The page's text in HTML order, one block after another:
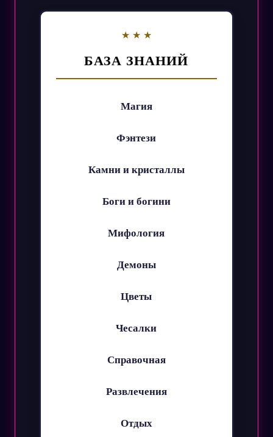
БАЗА ЗНАНИЙ
Магия
Фэнтези
Камни и кристаллы
Боги и богини
Мифология
Демоны
Цветы
Чесалки
Справочная
Развлечения
Отдых